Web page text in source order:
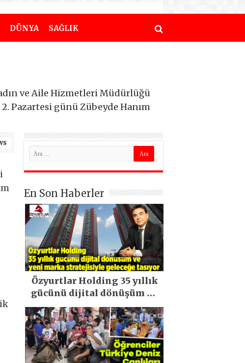
DÜNYA SAĞLIK
ve Aile Hizmetleri Müdürlüğü
Pazartesi günü Zübeyde Hanım
En Son Haberler
Özyurtlar Holding 35 yıllık
gücünü dijital dönüşüm ve
yeni marka stratejisiyle
geleceğe taşıyor